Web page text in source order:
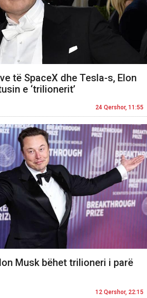
të SpaceX dhe Tesla-s, Elon
e ‘trilionerit’
24 Qershor, 11:55
Musk bëhet trilioneri i parë
12 Qershor, 22:15